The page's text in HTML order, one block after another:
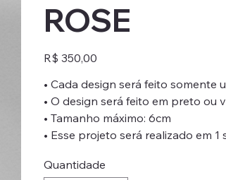
ROSE
Preço
R$ 350,00
• Cada design será feito somente
• O design será feito em preto ou
• Tamanho máximo: 6cm
• Esse projeto será realizado em 1
Quantidade